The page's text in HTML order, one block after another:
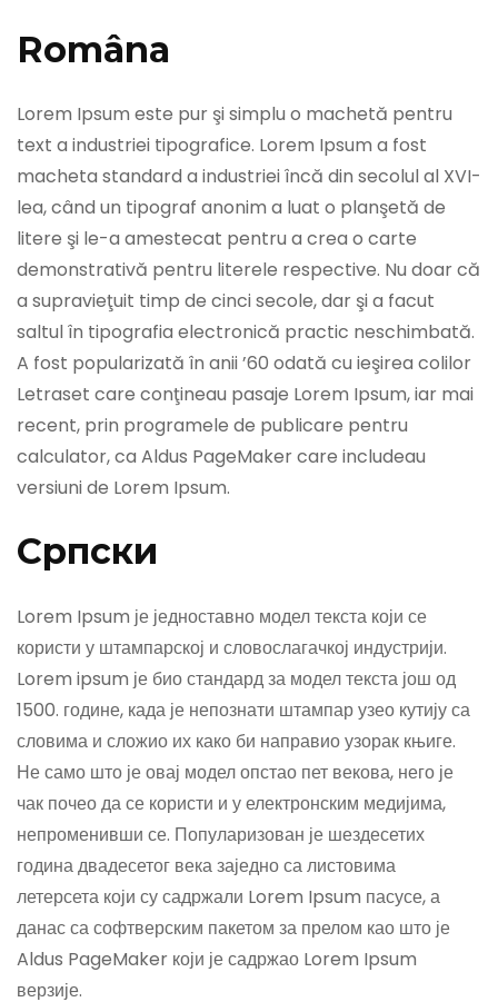
Româna
Lorem Ipsum este pur şi simplu o machetă pentru
text a industriei tipografice. Lorem Ipsum a fost
macheta standard a industriei încă din secolul al XVI-
lea, când un tipograf anonim a luat o planşetă de
litere şi le-a amestecat pentru a crea o carte
demonstrativă pentru literele respective. Nu doar că
a supravieţuit timp de cinci secole, dar şi a facut
saltul în tipografia electronică practic neschimbată.
A fost popularizată în anii ’60 odată cu ieşirea colilor
Letraset care conţineau pasaje Lorem Ipsum, iar mai
recent, prin programele de publicare pentru
calculator, ca Aldus PageMaker care includeau
versiuni de Lorem Ipsum.
Српски
Lorem Ipsum је једноставно модел текста који се
користи у штампарској и словослагачкој индустрији.
Lorem ipsum је био стандард за модел текста још од
1500. године, када је непознати штампар узео кутију са
словима и сложио их како би направио узорак књиге.
Не само што је овај модел опстао пет векова, него је
чак почео да се користи и у електронским медијима,
непроменивши се. Популаризован је шездесетих
година двадесетог века заједно са листовима
летерсета који су садржали Lorem Ipsum пасусе, а
данас са софтверским пакетом за прелом као што је
Aldus PageMaker који је садржао Lorem Ipsum
верзије.